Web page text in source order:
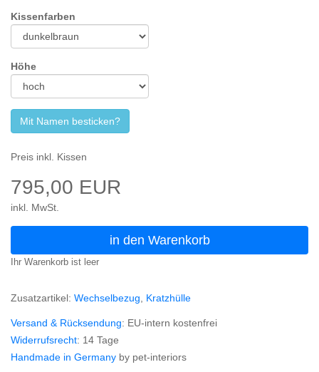
Kissenfarben
Höhe
Mit Namen besticken?
Preis inkl. Kissen
795,00 EUR
inkl. MwSt.
in den Warenkorb
Ihr Warenkorb ist leer
Zusatzartikel: Wechselbezug Kratzhülle
Versand & Rücksendung: EU-intern kostenfrei
Widerrufsrecht: 14 Tage
Handmade in Germany by pet-interiors